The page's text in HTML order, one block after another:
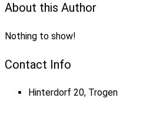
About this Author
Nothing to show!
Contact Info
Hinterdorf 20, Trogen